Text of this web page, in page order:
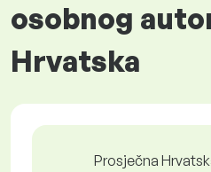
osobnog
Hrvatska
Prosječna